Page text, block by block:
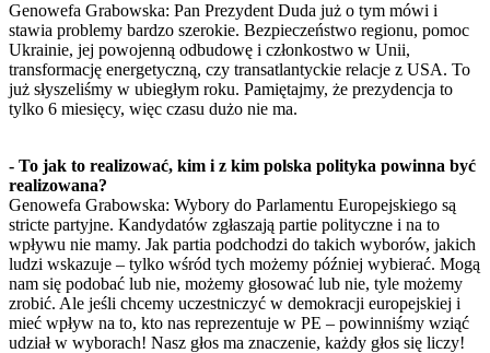
Genowefa Grabowska: Pan Prezydent Duda już o tym mówi i
stawia problemy bardzo szerokie. Bezpieczeństwo regionu, pomoc
Ukrainie, jej powojenną odbudowę i członkostwo w Unii,
transformację energetyczną, czy transatlantyckie relacje z USA. To
już słyszeliśmy w ubiegłym roku. Pamiętajmy, że prezydencja to
tylko 6 miesięcy, więc czasu dużo nie ma.
- To jak to realizować, kim i z kim polska polityka powinna być
realizowana?
Genowefa Grabowska: Wybory do Parlamentu Europejskiego są
stricte partyjne. Kandydatów zgłaszają partie polityczne i na to
wpływu nie mamy. Jak partia podchodzi do takich wyborów, jakich
ludzi wskazuje – tylko wśród tych możemy później wybierać. Mogą
nam się podobać lub nie, możemy głosować lub nie, tyle możemy
zrobić. Ale jeśli chcemy uczestniczyć w demokracji europejskiej i
mieć wpływ na to, kto nas reprezentuje w PE – powinniśmy wziąć
udział w wyborach! Nasz głos ma znaczenie, każdy głos się liczy!